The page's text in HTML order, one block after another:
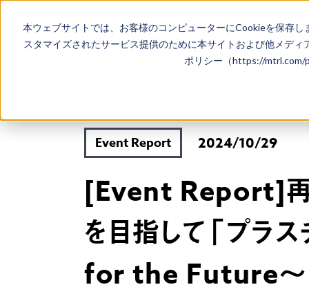
本ウェブサイトでは、お客様のコンピューターにCookieを保存
スタマイズされたサービス提供のために本サイトおよび他メデ
ポリシー（https://mtrl.com/
Event Report 2024/10/29
[Event Report]再
を目指して「プ
for the Future～